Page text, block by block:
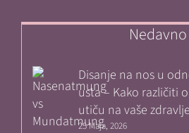
Nedavno
Disanje na nos u
usta – Kako različiti
utiču na vaše
25 Maja, 2026